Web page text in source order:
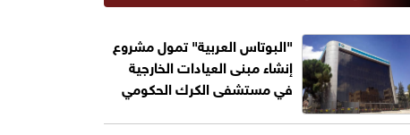
"البوتاس العربية" تمول مشروع
إنشاء مبنى العيادات الخارجية
في مستشفى الكرك الحكومي